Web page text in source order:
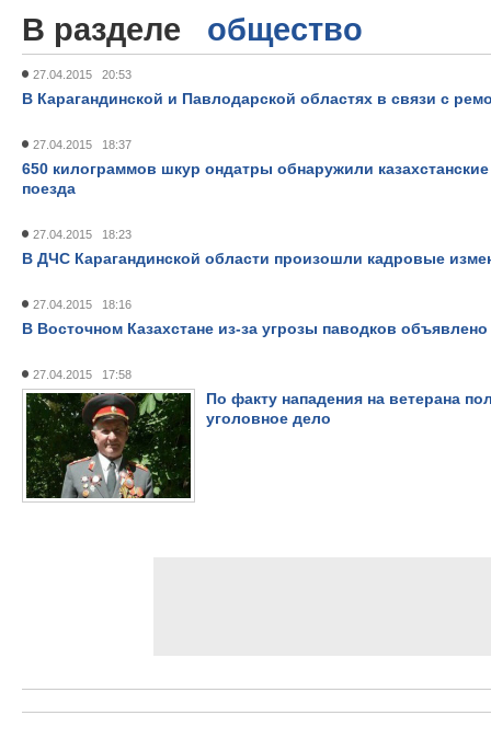
В разделе общество
27.04.2015 20:53
В Карагандинской и Павлодарской областях в связи с
27.04.2015 18:37
650 килограммов шкур ондатры обнаружили
поезда
27.04.2015 18:23
В ДЧС Карагандинской области произошли кадровые
27.04.2015 18:16
В Восточном Казахстане из-за угрозы паводков
27.04.2015 17:58
По факту нападения на ветерана
уголовное дело